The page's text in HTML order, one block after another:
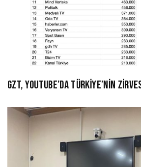
GZT, YOUTUBE’DA TÜRKİYE’NİN